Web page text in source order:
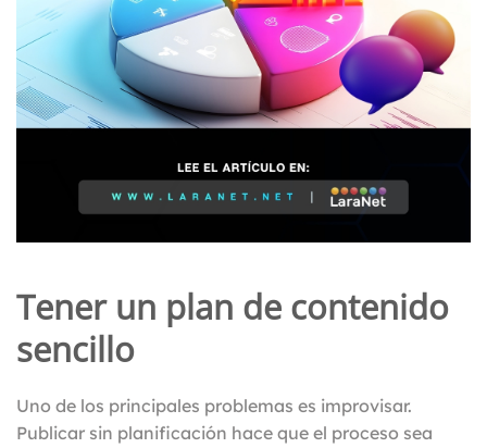
Tener un plan de contenido
sencillo
Uno de los principales problemas es improvisar.
Publicar sin planificación hace que el proceso sea